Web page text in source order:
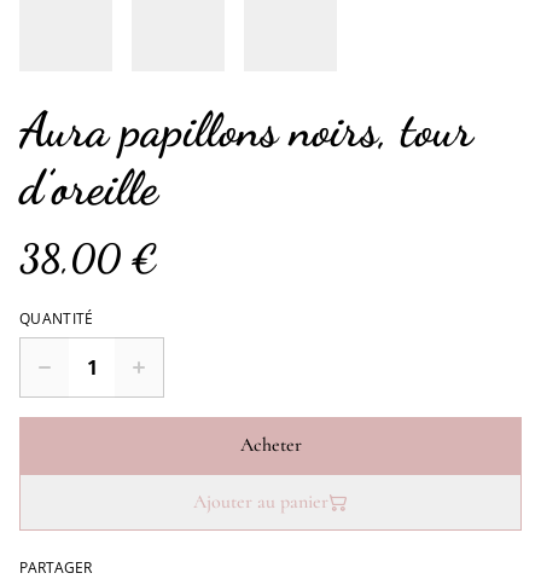
Aura papillons noirs, tour
d’oreille
38,00 €
QUANTITÉ
Acheter
Ajouter au panier
PARTAGER